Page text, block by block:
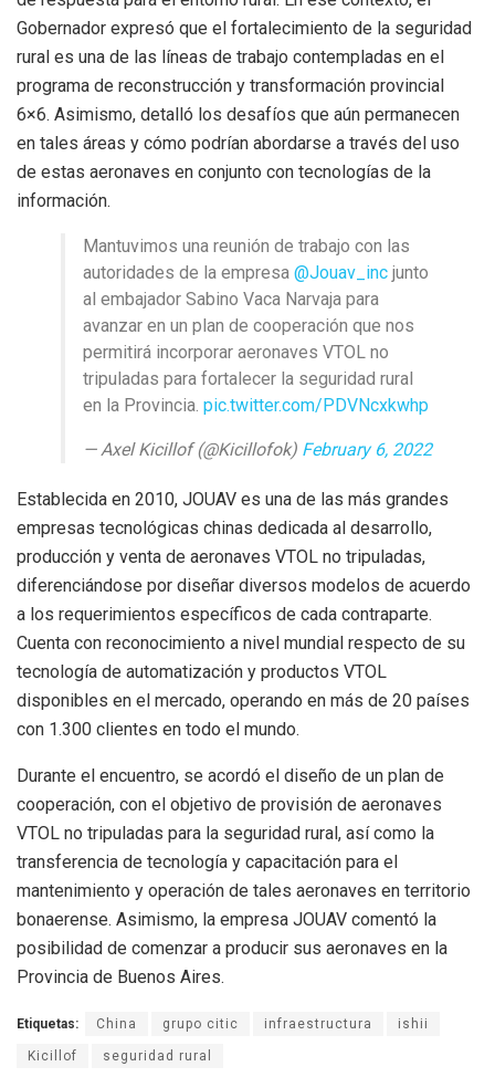
Gobernador expresó que el fortalecimiento de la seguridad
rural es una de las líneas de trabajo contempladas en el
programa de reconstrucción y transformación provincial
6×6. Asimismo, detalló los desafíos que aún permanecen
en tales áreas y cómo podrían abordarse a través del uso
de estas aeronaves en conjunto con tecnologías de la
información.
Mantuvimos una reunión de trabajo con las
autoridades de la empresa @Jouav_inc junto
al embajador Sabino Vaca Narvaja para
avanzar en un plan de cooperación que nos
permitirá incorporar aeronaves VTOL no
tripuladas para fortalecer la seguridad rural
en la Provincia. pic.twitter.com/PDVNcxkwhp
— Axel Kicillof (@Kicillofok) February 6, 2022
Establecida en 2010, JOUAV es una de las más grandes
empresas tecnológicas chinas dedicada al desarrollo,
producción y venta de aeronaves VTOL no tripuladas,
diferenciándose por diseñar diversos modelos de acuerdo
a los requerimientos específicos de cada contraparte.
Cuenta con reconocimiento a nivel mundial respecto de su
tecnología de automatización y productos VTOL
disponibles en el mercado, operando en más de 20 países
con 1.300 clientes en todo el mundo.
Durante el encuentro, se acordó el diseño de un plan de
cooperación, con el objetivo de provisión de aeronaves
VTOL no tripuladas para la seguridad rural, así como la
transferencia de tecnología y capacitación para el
mantenimiento y operación de tales aeronaves en territorio
bonaerense. Asimismo, la empresa JOUAV comentó la
posibilidad de comenzar a producir sus aeronaves en la
Provincia de Buenos Aires.
Etiquetas: China grupo citic infraestructura ishii
Kicillof seguridad rural